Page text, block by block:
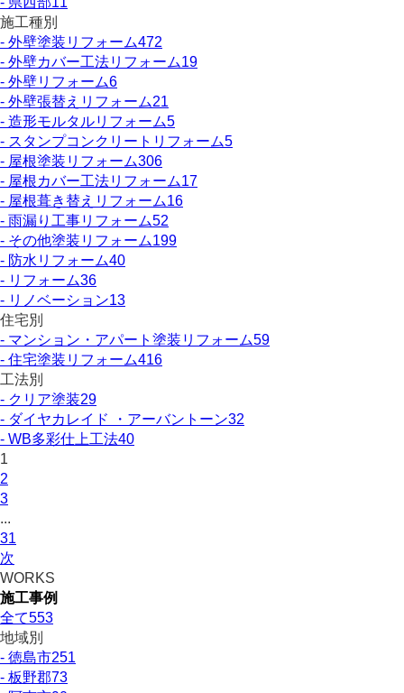
施工種別
- 外壁塗装リフォーム472
- 外壁カバー工法リフォーム19
- 外壁リフォーム6
- 外壁張替えリフォーム21
- 造形モルタルリフォーム5
- スタンプコンクリートリフォーム5
- 屋根塗装リフォーム306
- 屋根カバー工法リフォーム17
- 屋根葺き替えリフォーム16
- 雨漏り工事リフォーム52
- その他塗装リフォーム199
- 防水リフォーム40
- リフォーム36
- リノベーション13
住宅別
- マンション・アパート塗装リフォーム59
- 住宅塗装リフォーム416
工法別
- クリア塗装29
- ダイヤカレイド ・アーバントーン32
- WB多彩仕上工法40
1
2
3
...
31
次
WORKS
施工事例
全て553
地域別
- 徳島市251
- 板野郡73